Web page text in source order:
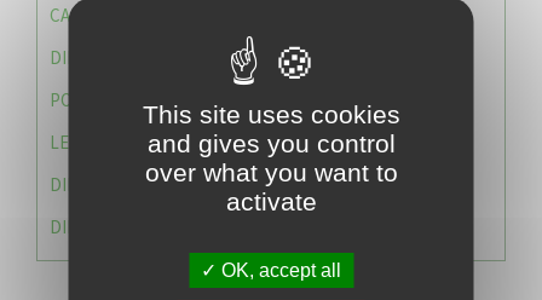
CAISSE DES ÉCOLES
DIRECTION DES SERVICES TECHNIQUES
POLICE MUNICIPALE
LE CABINET DU MAIRE
DIRECTION DES RESSOURCES ET MOYENS
DIRECTION DU DEVELLOPPEMENT URBAIN DURABL
This site uses cookies
and gives you control
over what you want to
activate
OK, accept all